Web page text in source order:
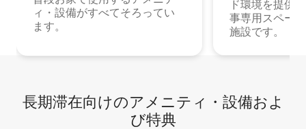
ィ・設備がすべてそろってい
ます。
ド環境を提供
事専用スペー
施設です。
長期滞在向け⁠のア⁠メ⁠ニ⁠テ⁠ィ⁠・設⁠備⁠およ
び特⁠典